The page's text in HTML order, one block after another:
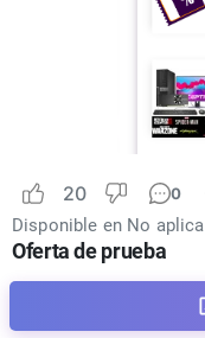
20 0
Disponible en No aplica
Oferta de prueba